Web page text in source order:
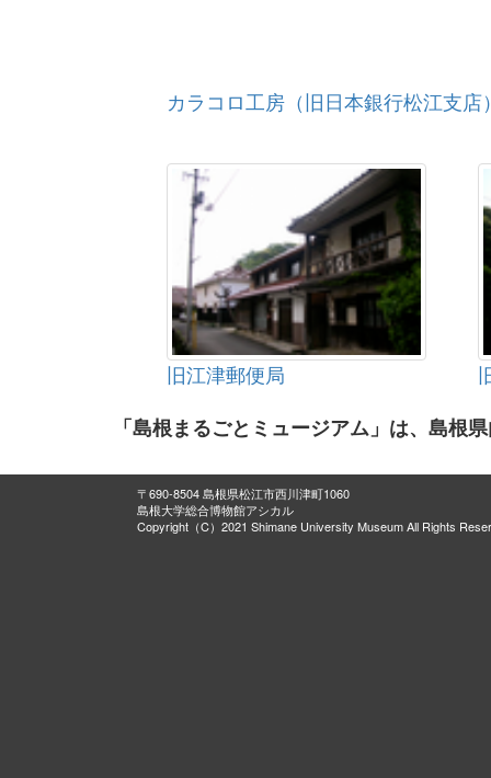
カラコロ工房（旧日本銀行松江支店
旧江津郵便局
「島根まるごとミュージアム」は、島根
〒690-8504 島根県松江市西川津町1060
島根大学総合博物館アシカル
Copyright（C）2021 Shimane University Museum All Rights